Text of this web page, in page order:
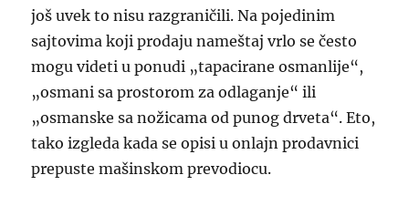
još uvek to nisu razgraničili. Na pojedinim
sajtovima koji prodaju nameštaj vrlo se često
mogu videti u ponudi „tapacirane osmanlije“,
„osmani sa prostorom za odlaganje“ ili
„osmanske sa nožicama od punog drveta“. Eto,
tako izgleda kada se opisi u onlajn prodavnici
prepuste mašinskom prevodiocu.